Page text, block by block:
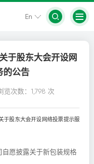
En
于股东大会开设网
的公告
次数：1,798 次
于股东大会开设网络投票提示服
自愿披露关于新包装规格